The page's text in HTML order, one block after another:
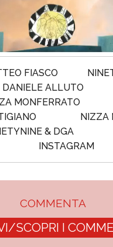
FIASCO
DANIELE ALLUTO
MONFERRATO
NIZZA
& DGA
INSTAGRAM
COMMENTA
SCOPRI I